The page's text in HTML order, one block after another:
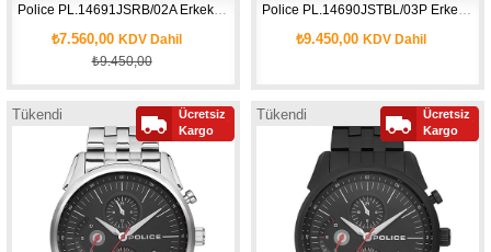
Police PL.14691JSRB/02A Erkek Kol Saati
₺7.560,00 KDV Dahil
₺9.450,00
₺9.450,00 KDV Dahil
Tükendi
Ücretsiz
Kargo
Tükendi
Ücretsiz
Kargo